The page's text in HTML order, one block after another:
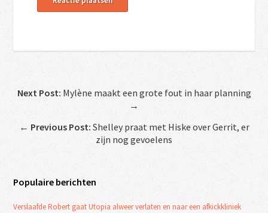
Next Post: Mylène maakt een grote fout in haar planning
→
← Previous Post: Shelley praat met Hiske over Gerrit, er
zijn nog gevoelens
Populaire berichten
Verslaafde Robert gaat Utopia alweer verlaten en naar een afkickkliniek